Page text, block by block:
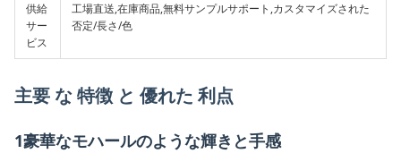
供給
サー
ビス
工場直送,在庫商品,無料サンプルサポート,カスタマイズされた
否定/長さ/色
主要 な 特徴 と 優れた 利点
1豪華なモハールのような輝きと手感